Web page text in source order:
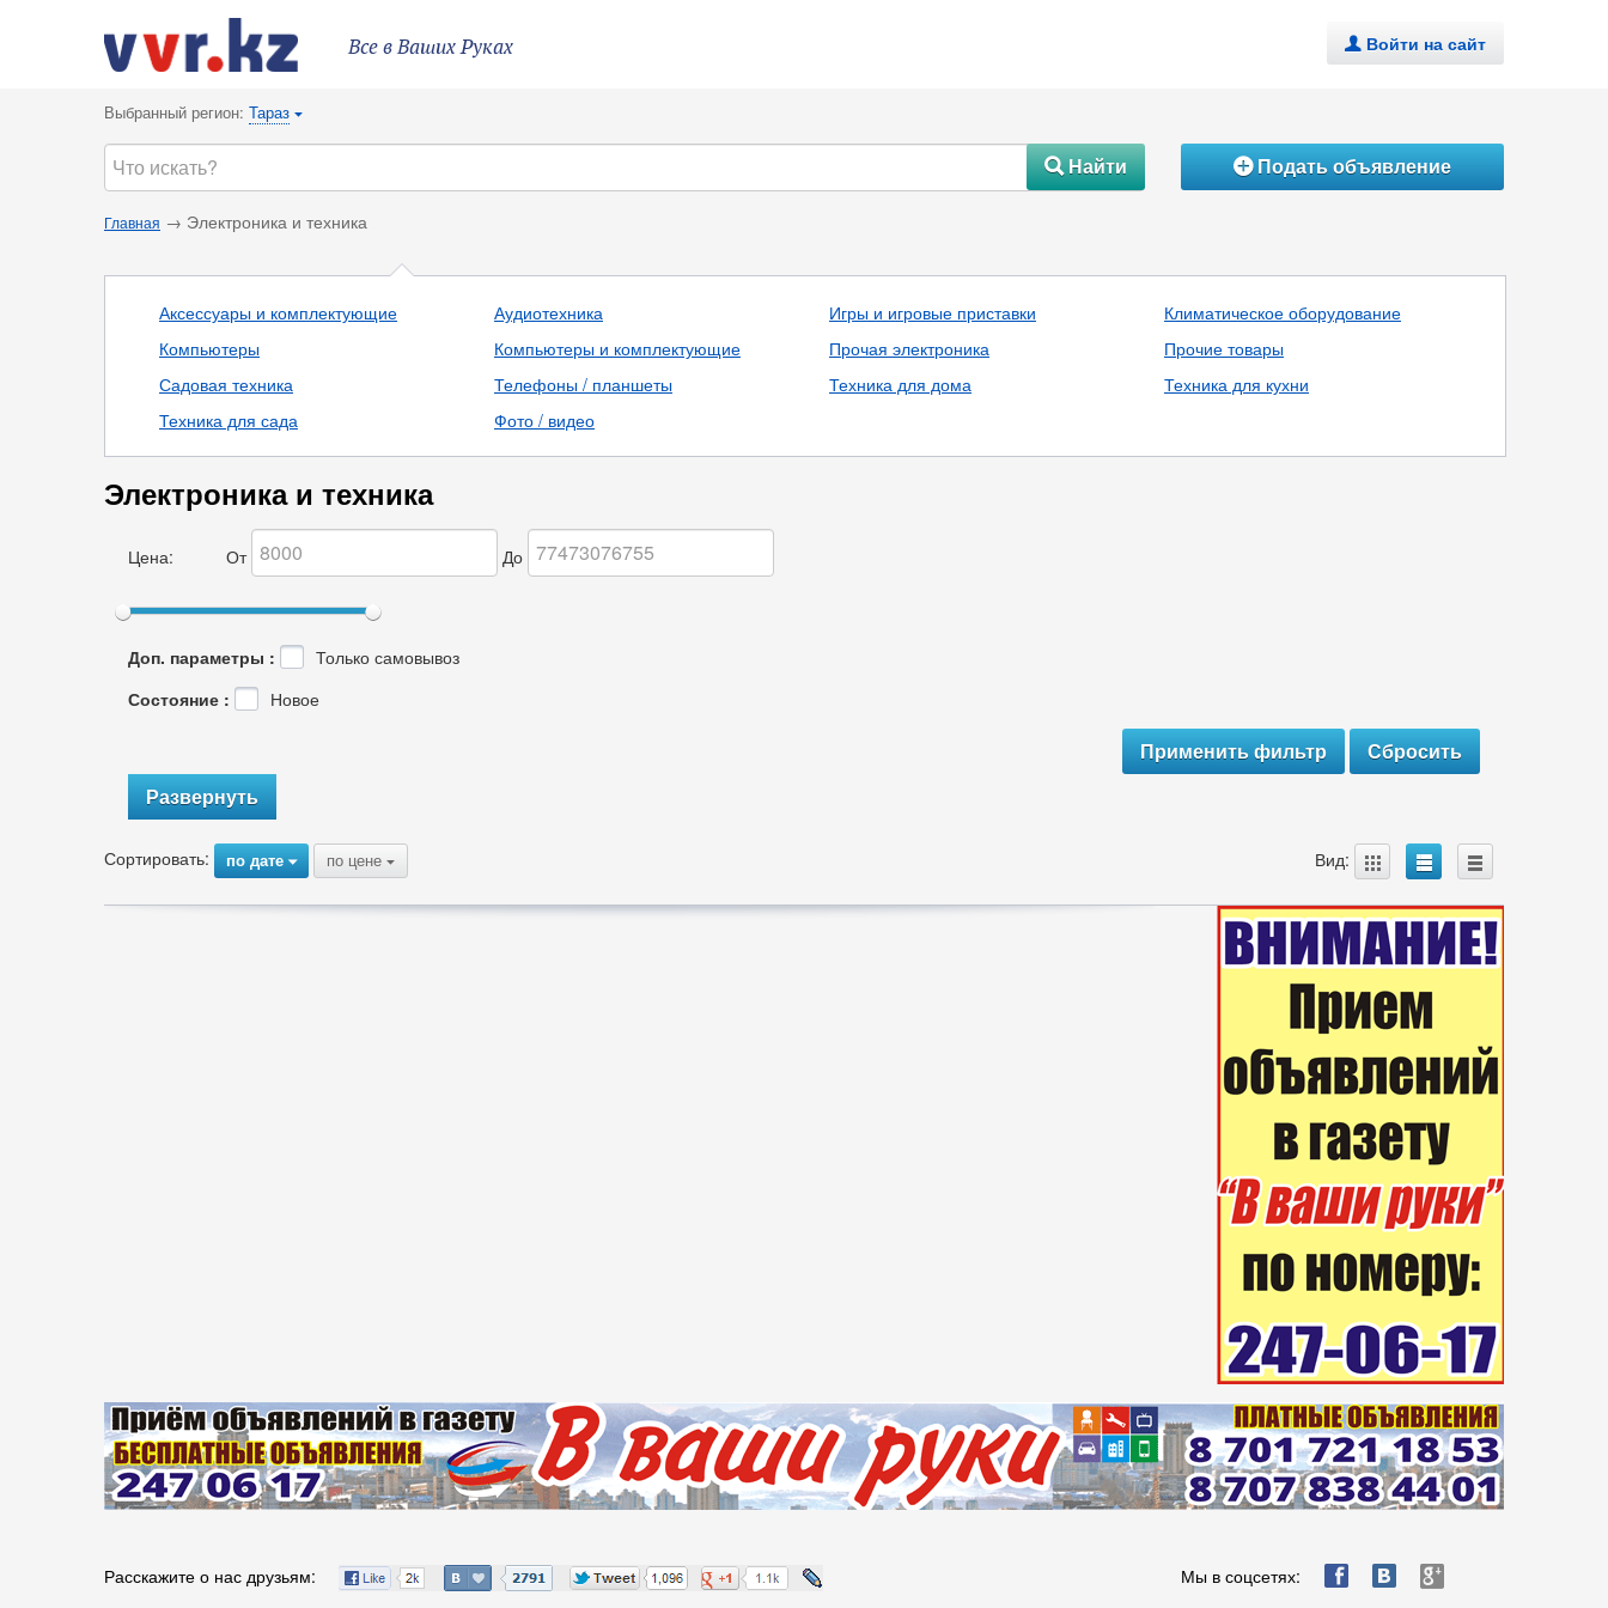
Все в Ваших Руках . Войти на сайт
Выбранный регион: Тараз {
#Найти ÁПодать объявление
Главная → Электроника и техника
Аксессуары и комплектующие
Компьютеры
Садовая техника
Техника для сада
Аудиотехника
Компьютеры и комплектующие
Телефоны / планшеты
Фото / видео
Игры и игровые приставки
Прочая электроника
Техника для дома
Климатическое оборудование
Прочие товары
Техника для кухни
Электроника и техника
Цена: От До
Доп. параметры :
Только самовывоз
Состояние :
Новое
Развернуть
Сортировать: по дате{ по цене { Вид: A B C
Расскажите о нас друзьям: Мы в соцсетях: ä æ è